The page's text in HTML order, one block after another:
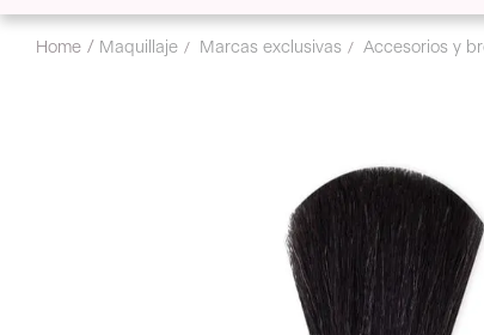
accesorios y brochas accesorios de maquillaje